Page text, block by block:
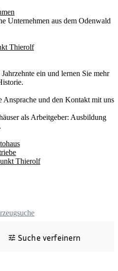
Unternehmen aus dem Odenwald
Thierolf
ein und lernen Sie mehr
Ansprache und den Kontakt mit uns
als Arbeitgeber: Ausbildung
Thierolf
Suche verfeinern